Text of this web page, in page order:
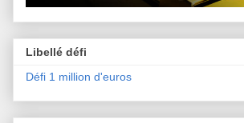
Libellé défi
Défi 1 million d'euros